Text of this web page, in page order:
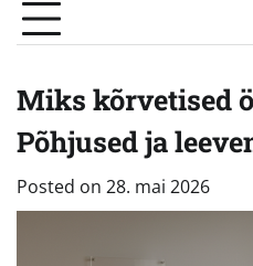
Miks kõrvetised
Põhjused ja
Posted on 28. mai 2026